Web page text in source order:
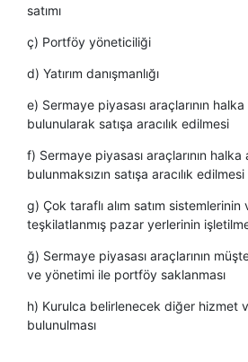
satımı
ç) Portföy yöneticiliği
d) Yatırım danışmanlığı
e) Sermaye piyasası araçlarının
bulunularak satışa aracılık edilmesi
f) Sermaye piyasası araçlarının
bulunmaksızın satışa aracılık edilmesi
g) Çok taraflı alım satım sistemlerinin
teşkilatlanmış pazar yerlerinin
ğ) Sermaye piyasası araçlarının
ve yönetimi ile portföy saklanması
h) Kurulca belirlenecek diğer hizmet
bulunulması​